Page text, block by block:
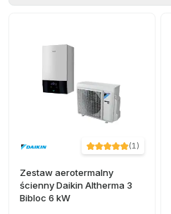
(1)
Zestaw aerotermalny
ścienny Daikin Altherma 3
Bibloc 6 kW